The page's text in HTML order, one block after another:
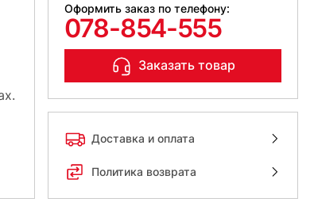
Оформить заказ по телефону:
078-854-555
Заказать товар
Доставка и оплата
Политика возврата